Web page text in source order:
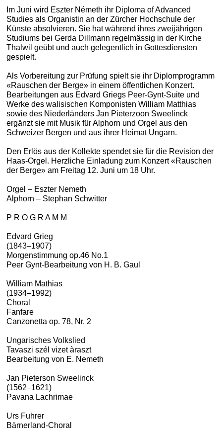
Im Juni wird Eszter Németh ihr Diploma of Advanced
Studies als Organistin an der Zürcher Hochschule der
Künste absolvieren. Sie hat während ihres zweijährigen
Studiums bei Gerda Dillmann regelmässig in der Kirche
Thalwil geübt und auch gelegentlich in Gottesdiensten
gespielt.
Als Vorbereitung zur Prüfung spielt sie ihr Diplomprogramm
«Rauschen der Berge» in einem öffentlichen Konzert.
Bearbeitungen aus Edvard Griegs Peer-Gynt-Suite und
Werke des walisischen Komponisten William Matthias
sowie des Niederländers Jan Pieterzoon Sweelinck
ergänzt sie mit Musik für Alphorn und Orgel aus den
Schweizer Bergen und aus ihrer Heimat Ungarn.
Den Erlös aus der Kollekte spendet sie für die Revision der
Haas-Orgel. Herzliche Einladung zum Konzert «Rauschen
der Berge» am Freitag 12. Juni um 18 Uhr.
Orgel – Eszter Nemeth
Alphorn – Stephan Schwitter
P R O G R A M M
Edvard Grieg
(1843–1907)
Morgenstimmung op.46 No.1
Peer Gynt-Bearbeitung von H. B. Gaul
William Mathias
(1934–1992)
Choral
Fanfare
Canzonetta op. 78, Nr. 2
Ungarisches Volkslied
Tavaszi szél vizet àraszt
Bearbeitung von E. Nemeth
Jan Pieterson Sweelinck
(1562–1621)
Pavana Lachrimae
Urs Fuhrer
Bärnerland-Choral